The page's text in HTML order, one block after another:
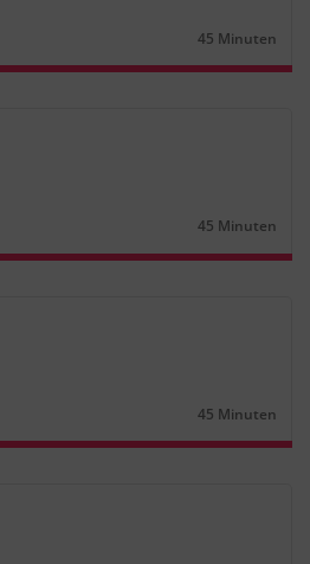
Dauer:
45 Minuten
Dauer:
45 Minuten
Dauer:
45 Minuten